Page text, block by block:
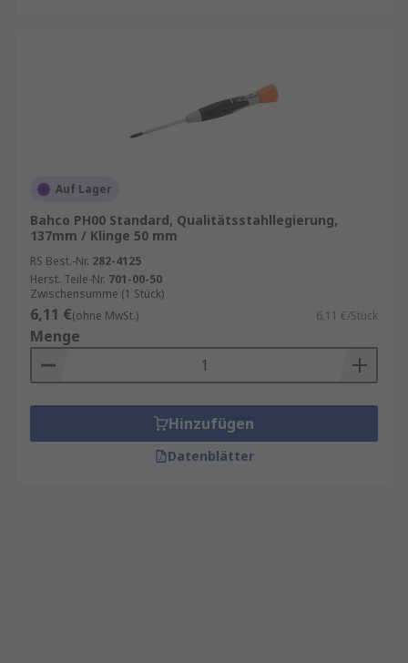
Auf Lager
Bahco PH00 Standard, Qualitätsstahllegierung,
137mm / Klinge 50 mm
RS Best.-Nr. 282-4125
Herst. Teile-Nr. 701-00-50
Zwischensumme (1 Stück)
6,11 €(ohne MwSt.) 6,11 €/Stück
Menge
Hinzufügen
Datenblätter